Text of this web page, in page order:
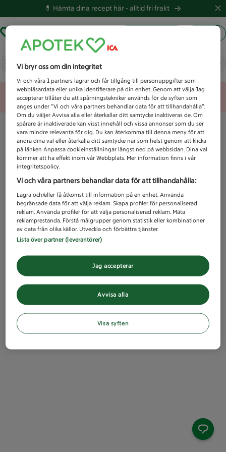
💊 Hämta dina recept här -alltid fri frakt
Vad letar du efter idag?
Unknown error
Vi bryr oss om din integritet
Vi och våra1 partners lagrar och får tillgång till personuppgifter som
webbläsardata eller unika identifierare på din enhet. Genom att välja Jag
accepterar tillåter du att spårningstekniker används för de syften som
anges under ”Vi och våra partners behandlar data för att tillhandahålla”.
Om du väljer Avvisa alla eller återkallar ditt samtycke inaktiveras de. Om
spårare är inaktiverade kan visst innehåll och vissa annonser som du ser
vara mindre relevanta för dig. Du kan återkomma till denna meny för att
ändra dina val eller återkalla ditt samtycke när som helst genom att klicka
på länken Anpassa cookieinställningar längst ned på webbsidan. Dina val
kommer att ha effekt inom vår Webbplats. Mer information finns i vår
integritetspolicy.
Vi och våra partners behandlar data för att tillhandahålla:
Lagra och/eller få åtkomst till information på en enhet. Använda
begränsade data för att välja reklam. Skapa profiler för personaliserad
reklam. Använda profiler för att välja personaliserad reklam. Mäta
reklamprestanda. Förstå målgrupper genom statistik eller kombinationer
av data från olika källor. Utveckla och förbättra tjänster.
Lista över partner (leverantörer)
Avvisa alla
Jag accepterar
Visa syften